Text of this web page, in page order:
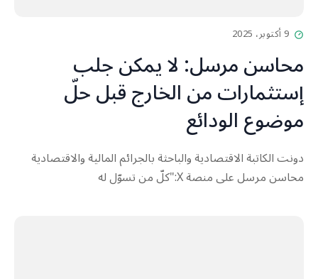
9 أكتوبر، 2025
محاسن مرسل: لا يمكن جلب
إستثمارات من الخارج قبل حلّ
موضوع الودائع
دونت الكاتبة الاقتصادية والباحثة بالجرائم المالية والاقتصادية
محاسن مرسل على منصة X:"كلّ من تسوّل له